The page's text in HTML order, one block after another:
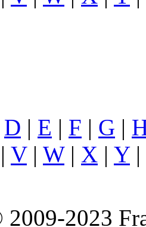
D | E | F | G |
| V| W| X | Y|
2023